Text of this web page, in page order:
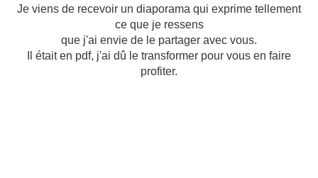
Je viens de recevoir un diaporama qui exprime tellement
ce que je ressens
que j'ai envie de le partager avec vous.
Il était en pdf, j'ai dû le transformer pour vous en faire
profiter.